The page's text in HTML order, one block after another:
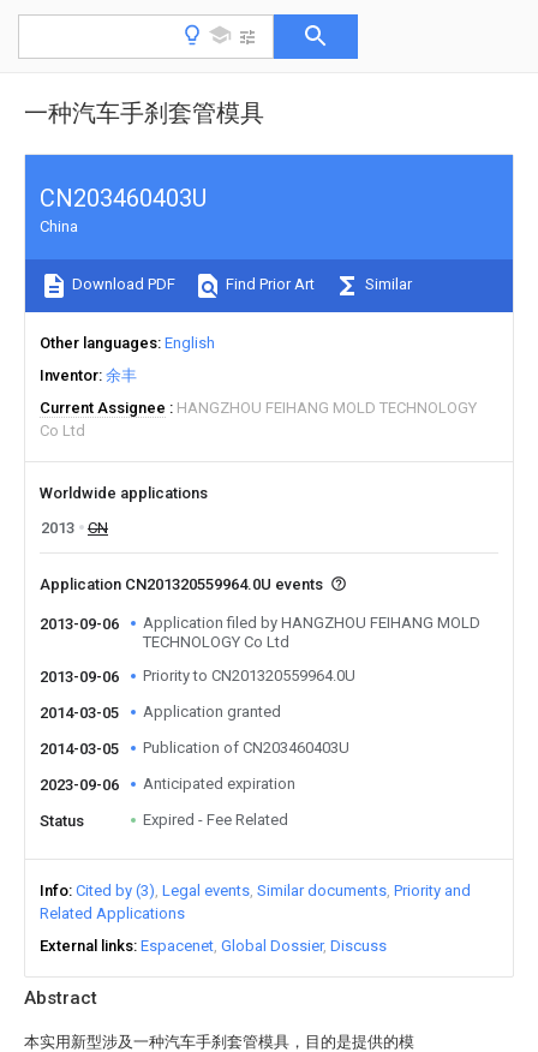
一种汽车手刹套管模具
Abstract
本实用新型涉及一种汽车手刹套管模具，目的是提供的模
CN203460403U
China
Download PDF Find Prior Art Similar
Other languages English
Inventor 余丰
Current Assignee
HANGZHOU FEIHANG MOLD TECHNOLOGY
Co Ltd
Worldwide applications
2013
CN
Application CN201320559964.0U events
2013-09-06
Application filed by HANGZHOU FEIHANG MOLD
TECHNOLOGY Co Ltd
2013-09-06
Priority to CN201320559964.0U
2014-03-05 Application granted
2014-03-05 Publication of CN203460403U
2023-09-06 Anticipated expiration
Status Expired - Fee Related
Info Cited by (3) Legal events Similar documents Priority and
Related Applications
External links Espacenet Global Dossier Discuss